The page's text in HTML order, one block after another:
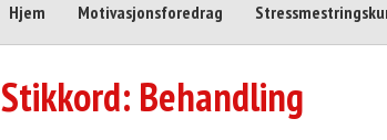
Hjem Motivasjonsforedrag
Stikkord: Behandling